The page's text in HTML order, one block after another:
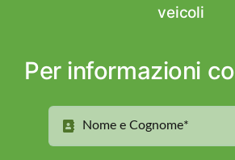
veicoli
Per informazioni